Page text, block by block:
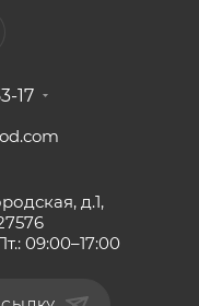
17
д.1,
09:00–17:00